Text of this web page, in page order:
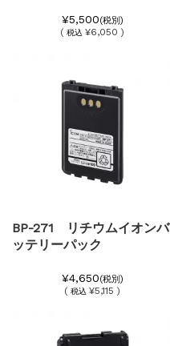
¥5,500(税別)
(税込 ¥6,050 )
BP-271 リチウムイオンバ
ッテリーパック
¥4,650(税別)
(税込 ¥5,115 )